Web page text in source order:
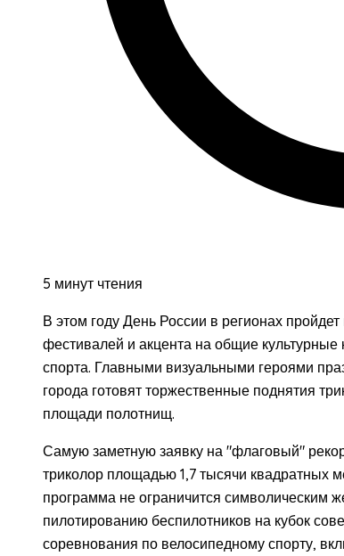
5 минут чтения
В этом году День России в регионах
фестивалей и акцента на общие
спорта. Главными визуальными героями
города готовят торжественные поднятия
площади полотнищ.
Самую заметную заявку на "флаговый"
триколор площадью 1,7 тысячи квадратных
программа не ограничится символическим
пилотированию беспилотников на кубок
соревнования по велосипедному спорту,